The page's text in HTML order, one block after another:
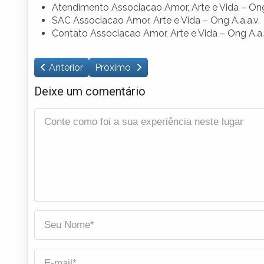
Atendimento Associacao Amor, Arte e Vida –
SAC Associacao Amor, Arte e Vida – Ong A.a.a.v.
Contato Associacao Amor, Arte e Vida – Ong
Anterior Próximo
Deixe um comentário